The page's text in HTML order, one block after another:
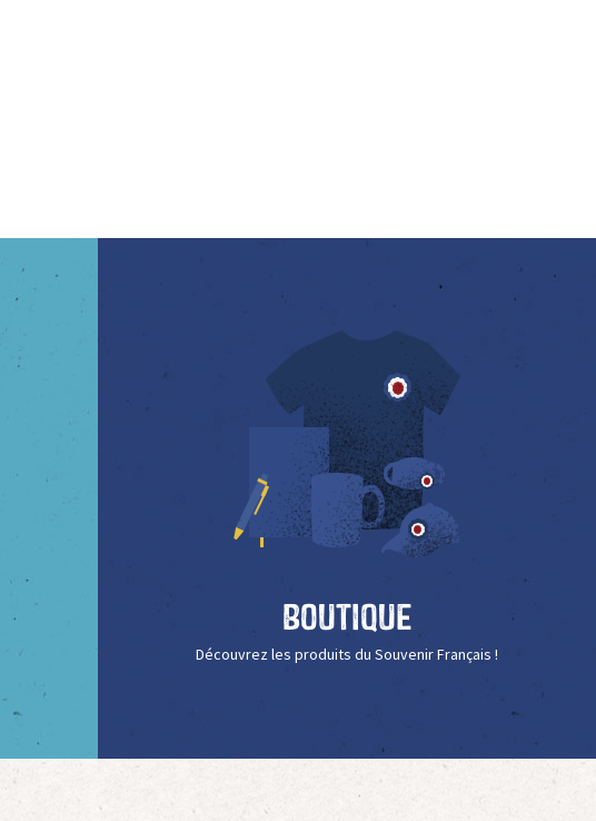
Boutique
Découvrez les produits du Souvenir Français !